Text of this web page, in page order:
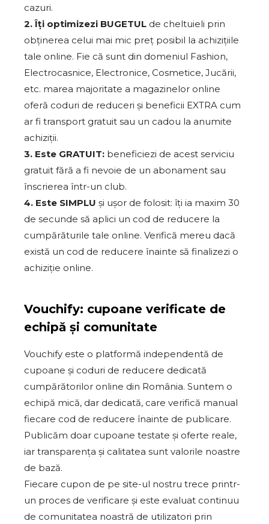
cazuri.
2. Îți optimizezi BUGETUL de cheltuieli prin
obținerea celui mai mic preț posibil la achizițiile
tale online. Fie că sunt din domeniul Fashion,
Electrocasnice, Electronice, Cosmetice, Jucării,
etc. marea majoritate a magazinelor online
oferă coduri de reduceri și beneficii EXTRA cum
ar fi transport gratuit sau un cadou la anumite
achiziții.
3. Este GRATUIT: beneficiezi de acest serviciu
gratuit fără a fi nevoie de un abonament sau
înscrierea într-un club.
4. Este SIMPLU și ușor de folosit: îți ia maxim 30
de secunde să aplici un cod de reducere la
cumpărăturile tale online. Verifică mereu dacă
există un cod de reducere înainte să finalizezi o
achiziție online.
Vouchify: cupoane verificate de
echipă și comunitate
Vouchify este o platformă independentă de
cupoane și coduri de reducere dedicată
cumpărătorilor online din România. Suntem o
echipă mică, dar dedicată, care verifică manual
fiecare cod de reducere înainte de publicare.
Publicăm doar cupoane testate și oferte reale,
iar transparența și calitatea sunt valorile noastre
de bază.
Fiecare cupon de pe site-ul nostru trece printr-
un proces de verificare și este evaluat continuu
de comunitatea noastră de utilizatori prin